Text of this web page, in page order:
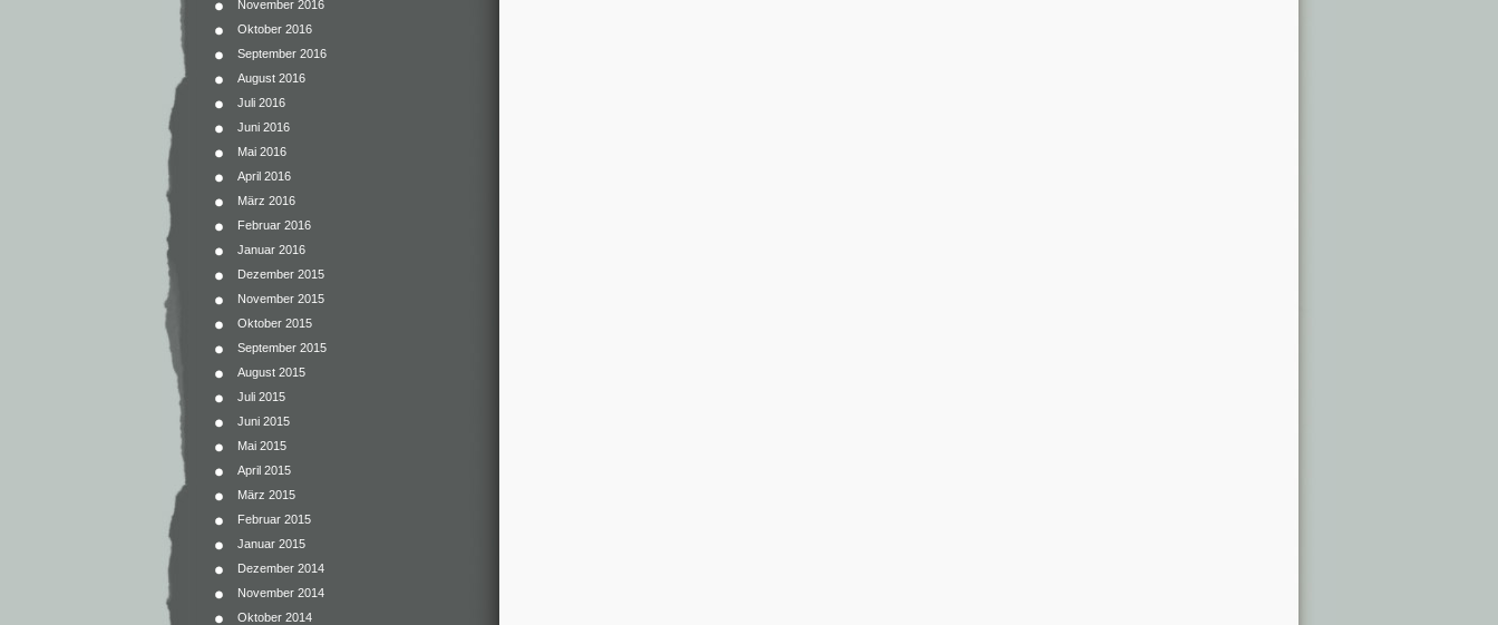
November 2016
Oktober 2016
September 2016
August 2016
Juli 2016
Juni 2016
Mai 2016
April 2016
März 2016
Februar 2016
Januar 2016
Dezember 2015
November 2015
Oktober 2015
September 2015
August 2015
Juli 2015
Juni 2015
Mai 2015
April 2015
März 2015
Februar 2015
Januar 2015
Dezember 2014
November 2014
Oktober 2014